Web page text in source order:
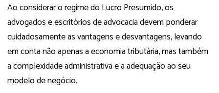
Ao considerar o regime do Lucro Presumido, os
advogados e escritórios de advocacia devem ponderar
cuidadosamente as vantagens e desvantagens, levando
em conta não apenas a economia tributária, mas também
a complexidade administrativa e a adequação ao seu
modelo de negócio.